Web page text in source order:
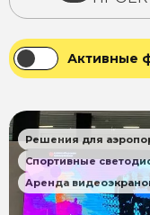
Активные
Решения для
Спортивные
Аренда